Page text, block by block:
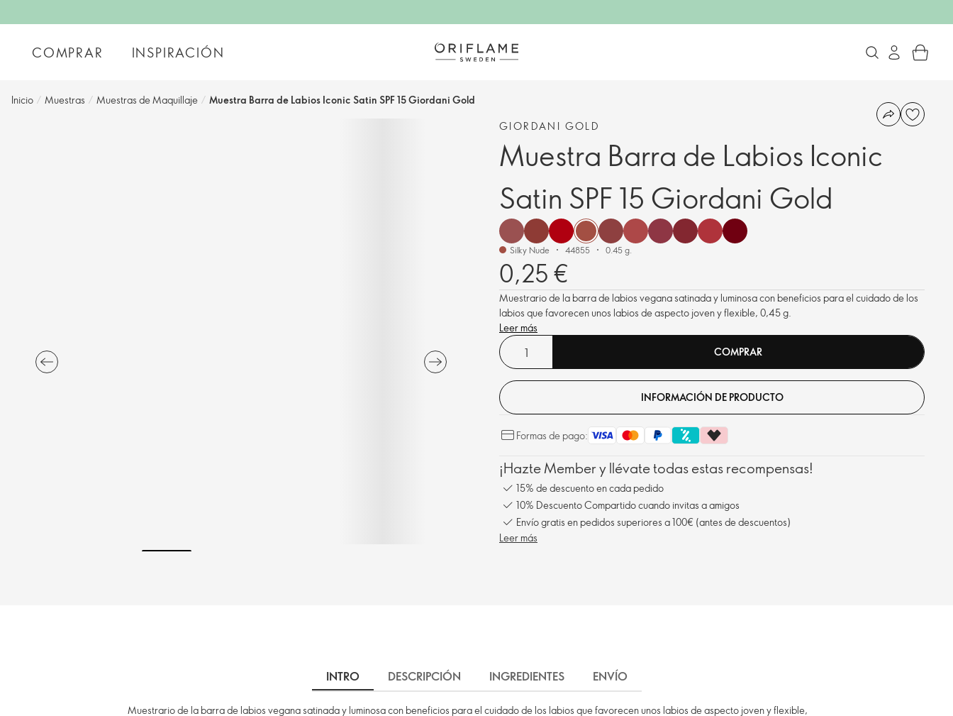
COMPRAR INSPIRACIÓN
Inicio / Muestras / Muestras de Maquillaje / Muestra Barra de Labios Iconic Satin SPF 15 Giordani Gold
GIORDANI GOLD
Muestra Barra de Labios Iconic
Satin SPF 15 Giordani Gold
Silky Nude 44855 0.45 g.
0,25 €
Muestrario de la barra de labios vegana satinada y luminosa con beneficios para el cuidado de los
labios que favorecen unos labios de aspecto joven y flexible, 0,45 g.
Leer más
COMPRAR
INFORMACIÓN DE PRODUCTO
Formas de pago:
¡Hazte Member y llévate todas estas recompensas!
15% de descuento en cada pedido
10% Descuento Compartido cuando invitas a amigos
Envío gratis en pedidos superiores a 100€ (antes de descuentos)
Leer más
INTRO DESCRIPCIÓN INGREDIENTES ENVÍO
Muestrario de la barra de labios vegana satinada y luminosa con beneficios para el cuidado de los labios que favorecen unos labios de aspecto joven y flexible,